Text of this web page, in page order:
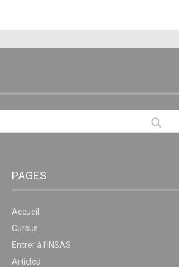
PAGES
Accueil
Cursus
Entrer à l’INSAS
Articles